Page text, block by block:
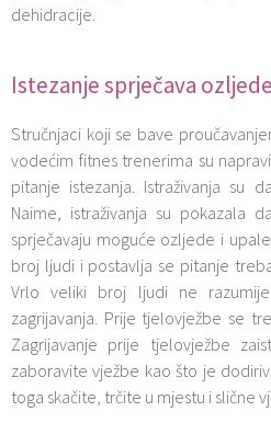
dehidracije.
Istezanje sprječava
Stručnjaci koji se bave
vodećim fitnes trenerima su
pitanje istezanja. Istraživanja su
Naime, istraživanja su pokazala
sprječavaju moguće ozljede i
broj ljudi i postavlja se pitanje
Vrlo veliki broj ljudi ne
zagrijavanja. Prije tjelovježbe se
Zagrijavanje prije tjelovježbe
zaboravite vježbe kao što je
toga skačite, trčite u mjestu i slične